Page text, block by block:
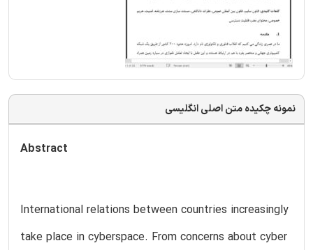
نمونه چکیده متن اصلی انگلیسی
Abstract
International relations between countries increasingly
take place in cyberspace. From concerns about cyber